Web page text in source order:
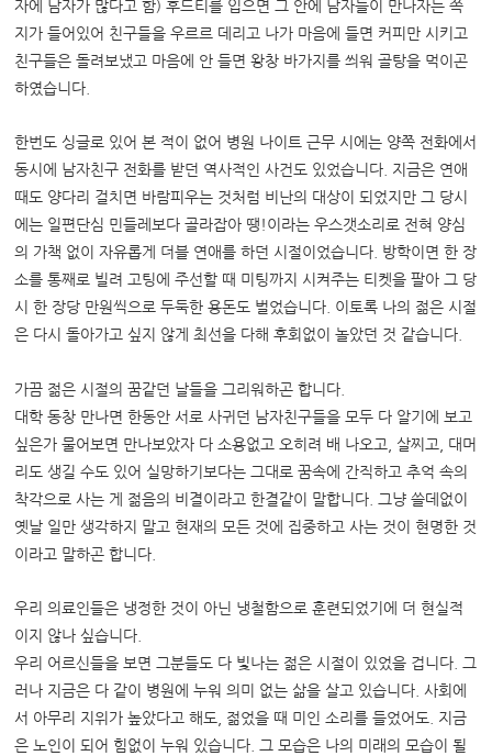
자에 남자가 많다고 함) 후드티를 입으면 그 안에 남자들이 만나자는 쪽
지가 들어있어 친구들을 우르르 데리고 나가 마음에 들면 커피만 시키고
친구들은 돌려보냈고 마음에 안 들면 왕창 바가지를 씌워 골탕을 먹이곤
하였습니다.
한번도 싱글로 있어 본 적이 없어 병원 나이트 근무 시에는 양쪽 전화에서
동시에 남자친구 전화를 받던 역사적인 사건도 있었습니다. 지금은 연애
때도 양다리 걸치면 바람피우는 것처럼 비난의 대상이 되었지만 그 당시
에는 일편단심 민들레보다 골라잡아 땡!이라는 우스갯소리로 전혀 양심
의 가책 없이 자유롭게 더블 연애를 하던 시절이었습니다. 방학이면 한 장
소를 통째로 빌려 고팅에 주선할 때 미팅까지 시켜주는 티켓을 팔아 그 당
시 한 장당 만원씩으로 두둑한 용돈도 벌었습니다. 이토록 나의 젊은 시절
은 다시 돌아가고 싶지 않게 최선을 다해 후회없이 놀았던 것 같습니다.
가끔 젊은 시절의 꿈같던 날들을 그리워하곤 합니다.
대학 동창 만나면 한동안 서로 사귀던 남자친구들을 모두 다 알기에 보고
싶은가 물어보면 만나보았자 다 소용없고 오히려 배 나오고, 살찌고, 대머
리도 생길 수도 있어 실망하기보다는 그대로 꿈속에 간직하고 추억 속의
착각으로 사는 게 젊음의 비결이라고 한결같이 말합니다. 그냥 쓸데없이
옛날 일만 생각하지 말고 현재의 모든 것에 집중하고 사는 것이 현명한 것
이라고 말하곤 합니다.
우리 의료인들은 냉정한 것이 아닌 냉철함으로 훈련되었기에 더 현실적
이지 않나 싶습니다.
우리 어르신들을 보면 그분들도 다 빛나는 젊은 시절이 있었을 겁니다. 그
러나 지금은 다 같이 병원에 누워 의미 없는 삶을 살고 있습니다. 사회에
서 아무리 지위가 높았다고 해도, 젊었을 때 미인 소리를 들었어도. 지금
은 노인이 되어 힘없이 누워 있습니다. 그 모습은 나의 미래의 모습이 될